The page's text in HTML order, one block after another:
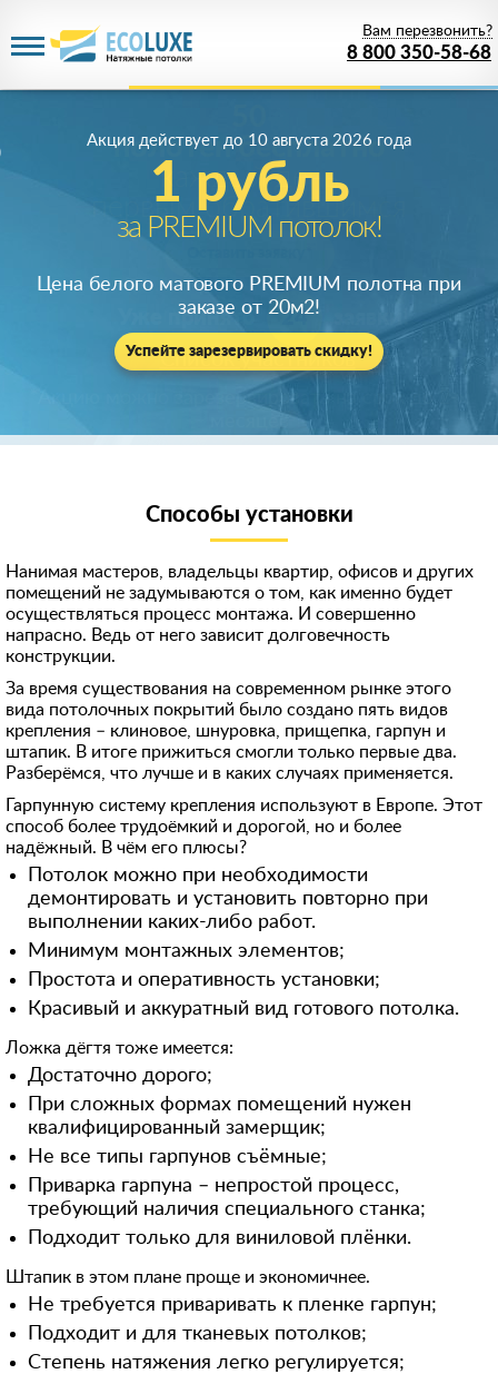
8 800 350-58-68
Вам перезвонить?
1 рубль
за PREMIUM потолок!
Акция действует до 10 августа 2026 года
Цена белого матового PREMIUM полотна при
заказе от 20м2!
Успейте зарезервировать скидку!
Способы установки
Нанимая мастеров, владельцы квартир, офисов и других
помещений не задумываются о том, как именно будет
осуществляться процесс монтажа. И совершенно
напрасно. Ведь от него зависит долговечность
конструкции.
За время существования на современном рынке этого
вида потолочных покрытий было создано пять видов
крепления – клиновое, шнуровка, прищепка, гарпун и
штапик. В итоге прижиться смогли только первые два.
Разберёмся, что лучше и в каких случаях применяется.
Гарпунную систему крепления используют в Европе. Этот
способ более трудоёмкий и дорогой, но и более
надёжный. В чём его плюсы?
Потолок можно при необходимости
демонтировать и установить повторно при
выполнении каких-либо работ.
Минимум монтажных элементов;
Простота и оперативность установки;
Красивый и аккуратный вид готового потолка.
Ложка дёгтя тоже имеется:
Достаточно дорого;
При сложных формах помещений нужен
квалифицированный замерщик;
Не все типы гарпунов съёмные;
Приварка гарпуна – непростой процесс,
требующий наличия специального станка;
Подходит только для виниловой плёнки.
Штапик в этом плане проще и экономичнее.
Не требуется приваривать к пленке гарпун;
Подходит и для тканевых потолков;
Степень натяжения легко регулируется;